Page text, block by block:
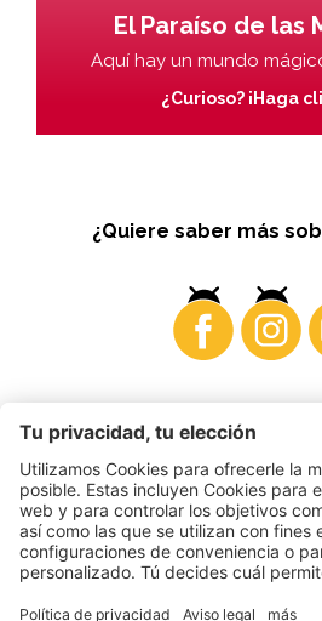
El Paraíso de las
Aquí hay un mundo
¿Curioso? ¡Haga
¿Quiere saber más
Business